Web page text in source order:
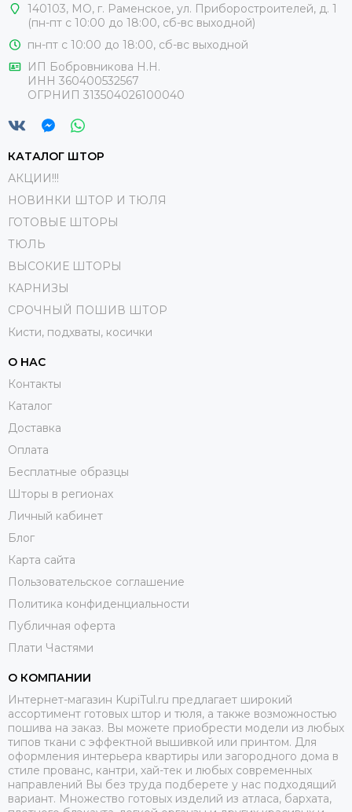
140103, МО, г. Раменское, ул. Приборостроителей, д. 1
(пн-пт с 10:00 до 18:00, сб-вс выходной)
пн-пт с 10:00 до 18:00, сб-вс выходной
ИП Бобровникова Н.Н.
ИНН 360400532567
ОГРНИП 313504026100040
КАТАЛОГ ШТОР
АКЦИИ!!!
НОВИНКИ ШТОР И ТЮЛЯ
ГОТОВЫЕ ШТОРЫ
ТЮЛЬ
ВЫСОКИЕ ШТОРЫ
КАРНИЗЫ
СРОЧНЫЙ ПОШИВ ШТОР
Кисти, подхваты, косички
О НАС
Контакты
Каталог
Доставка
Оплата
Бесплатные образцы
Шторы в регионах
Личный кабинет
Блог
Карта сайта
Пользовательское соглашение
Политика конфиденциальности
Публичная оферта
Плати Частями
О КОМПАНИИ
Интернет-магазин KupiTul.ru предлагает широкий
ассортимент готовых штор и тюля, а также возможностью
пошива на заказ. Вы можете приобрести модели из любых
типов ткани с эффектной вышивкой или принтом. Для
оформления интерьера квартиры или загородного дома в
стиле прованс, кантри, хай-тек и любых современных
направлений Вы без труда подберете у нас подходящий
вариант. Множество готовых изделий из атласа, бархата,